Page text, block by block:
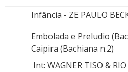
Infância - ZE PAULO
Embolada e Preludio
Caipira (Bachiana n.2)
Int: WAGNER TISO &